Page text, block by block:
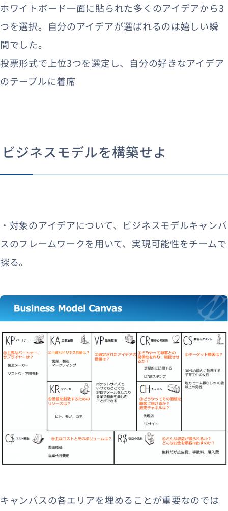
ホワイトボード一面に貼られた多くのアイデアから3
つを選択。自分のアイデアが選ばれるのは嬉しい瞬
間でした。
投票形式で上位3つを選定し、自分の好きなアイデア
のテーブルに着席
ビジネスモデルを構築せよ
・対象のアイデアについて、ビジネスモデルキャンバ
スのフレームワークを用いて、実現可能性をチームで
探る。
キャンバスの各エリアを埋めることが重要なのでは